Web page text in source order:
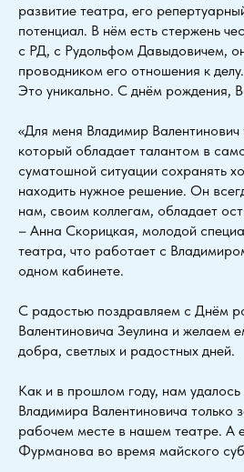
развитие театра, его
потенциал. В нём есть стержень
с РД, с Рудольфом Давыдовичем,
проводником его отношения к
Это уникально. С днём рождения,
«Для меня Владимир Валентинович
который обладает талантом в
суматошной ситуации сохранять
находить нужное решение. Он
нам, своим коллегам, обладает
– Анна Скорицкая, молодой
театра, что работает с
одном кабинете.
С радостью поздравляем с Днём
Валентиновича Зеулина и желаем
добра, светлых и радостных дней.
Как и в прошлом году, нам удалось
Владимира Валентиновича только
рабочем месте в нашем театре. А
Фурманова во время майского